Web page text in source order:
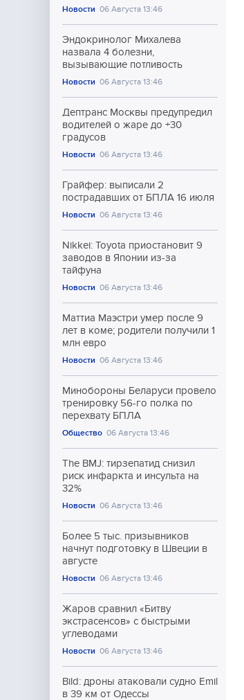
Новости 06 Августа 13:46
Эндокринолог Михалева
назвала 4 болезни,
вызывающие потливость
Новости 06 Августа 13:46
Дептранс Москвы предупредил
водителей о жаре до +30
градусов
Новости 06 Августа 13:46
Грайфер: выписали 2
пострадавших от БПЛА 16 июля
Новости 06 Августа 13:46
Nikkei: Toyota приостановит 9
заводов в Японии из-за
тайфуна
Новости 06 Августа 13:46
Маттиа Маэстри умер после 9
лет в коме; родители получили 1
млн евро
Новости 06 Августа 13:46
Минобороны Беларуси провело
тренировку 56-го полка по
перехвату БПЛА
Общество 06 Августа 13:46
The BMJ: тирзепатид снизил
риск инфаркта и инсульта на
32%
Новости 06 Августа 13:46
Более 5 тыс. призывников
начнут подготовку в Швеции в
августе
Новости 06 Августа 13:46
Жаров сравнил «Битву
экстрасенсов» с быстрыми
углеводами
Новости 06 Августа 13:46
Bild: дроны атаковали судно Emil
в 39 км от Одессы